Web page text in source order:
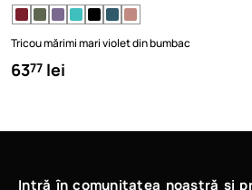
Tricou mărimi mari violet din bumbac
6377 lei
Intră în comunitatea noastră și